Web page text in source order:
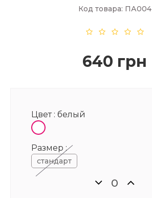
Код товара: ПА004
640 грн
Цвет : белый
Размер :
стандарт